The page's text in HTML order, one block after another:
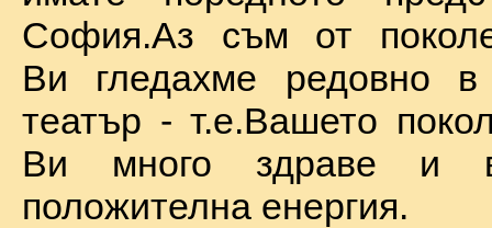
София.Аз съм от
Ви гледахме редовно
театър - т.е.Вашето
Ви много здраве и
положителна енергия.